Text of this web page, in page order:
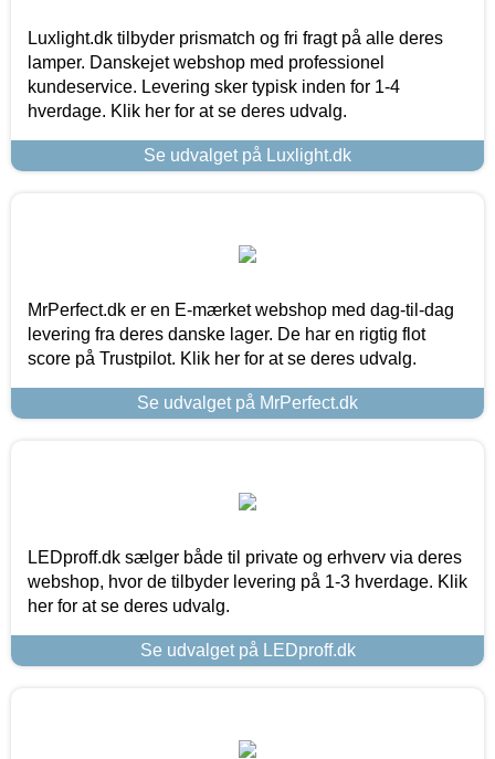
Luxlight.dk tilbyder prismatch og fri fragt på alle deres
lamper. Danskejet webshop med professionel
kundeservice. Levering sker typisk inden for 1-4
hverdage. Klik her for at se deres udvalg.
Se udvalget på Luxlight.dk
MrPerfect.dk er en E-mærket webshop med dag-til-dag
levering fra deres danske lager. De har en rigtig flot
score på Trustpilot. Klik her for at se deres udvalg.
Se udvalget på MrPerfect.dk
LEDproff.dk sælger både til private og erhverv via deres
webshop, hvor de tilbyder levering på 1-3 hverdage. Klik
her for at se deres udvalg.
Se udvalget på LEDproff.dk